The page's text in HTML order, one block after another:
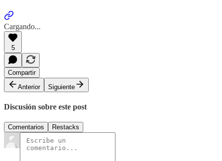
Cargando...
5
Compartir
Anterior
Siguiente
Discusión sobre este post
Comentarios Restacks